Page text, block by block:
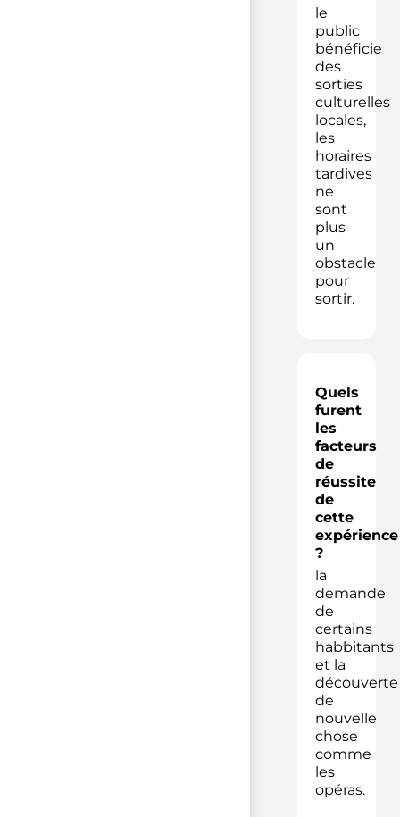
le
public
bénéficie
des
sorties
culturelles
locales,
les
horaires
tardives
ne
sont
plus
un
obstacle
pour
sortir.
Quels
furent
les
facteurs
de
réussite
de
cette
expérience
?
la
demande
de
certains
habbitants
et la
découverte
de
nouvelle
chose
comme
les
opéras.